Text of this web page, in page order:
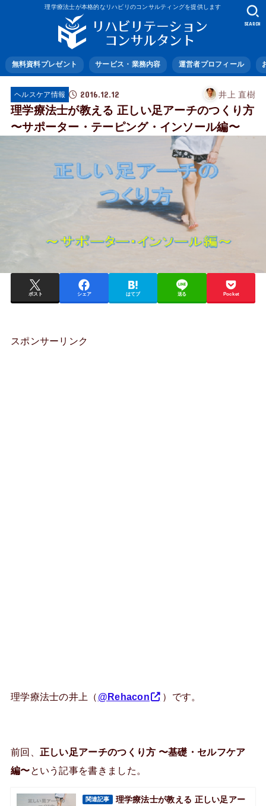
理学療法士が本格的なリハビリのコンサルティングを提供します
無料資料プレゼント サービス・業務内容 運営者プロフィール
SEARCH
ヘルスケア情報 2016.12.12 井上 直樹
理学療法士が教える 正しい足アーチのつくり方
〜サポーター・テーピング・インソール編〜
ポスト シェア はてブ 送る Pocket
スポンサーリンク
理学療法士の井上（ @Rehacon ）です。
前回、 正しい足アーチのつくり方 〜基礎・セルフケア
編〜という記事を書きました。
関連記事
理学療法士が教える 正しい足アー